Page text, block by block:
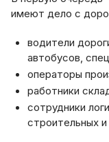
имеют дело с
водители
автобусов,
операторы
работники
сотрудники
строительных